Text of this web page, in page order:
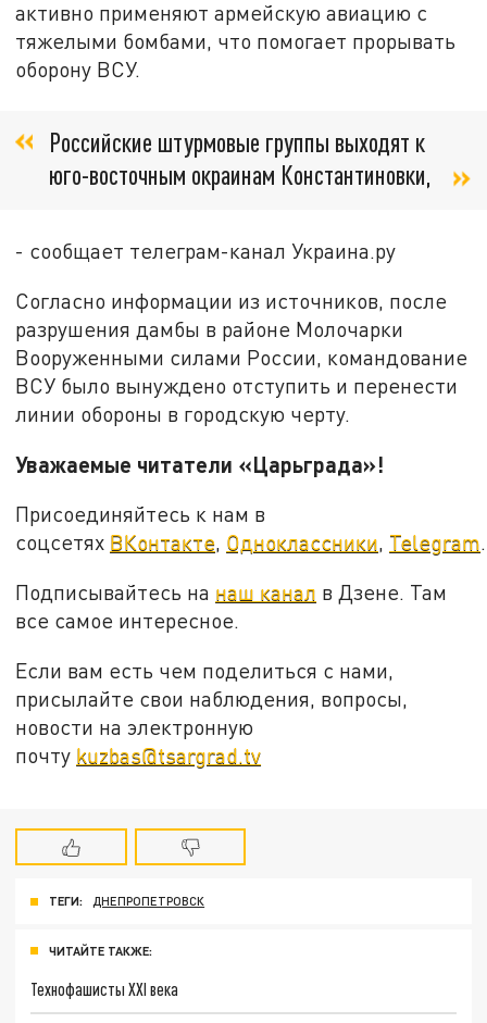
активно применяют армейскую авиацию с
тяжелыми бомбами, что помогает прорывать
оборону ВСУ.
Российские штурмовые группы выходят к
юго-восточным окраинам Константиновки,
- сообщает телеграм-канал Украина.ру
Согласно информации из источников, после
разрушения дамбы в районе Молочарки
Вооруженными силами России, командование
ВСУ было вынуждено отступить и перенести
линии обороны в городскую черту.
Уважаемые читатели «Царьграда»!
Присоединяйтесь к нам в
соцсетях ВКонтакте, Одноклассники, Telegram.
Подписывайтесь на наш канал в Дзене. Там
все самое интересное.
Если вам есть чем поделиться с нами,
присылайте свои наблюдения, вопросы,
новости на электронную
почту kuzbas@tsargrad.tv
ТЕГИ: ДНЕПРОПЕТРОВСК
ЧИТАЙТЕ ТАКЖЕ:
Технофашисты XXI века